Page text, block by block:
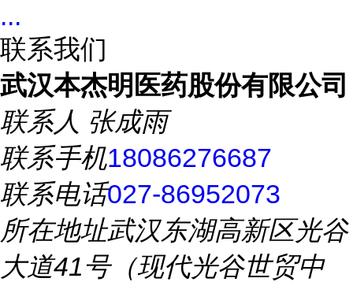
...
联系我们
武汉本杰明医药股份有限公司
联系人 张成雨
联系手机18086276687
联系电话027-86952073
所在地址武汉东湖高新区光谷
大道41号（现代光谷世贸中